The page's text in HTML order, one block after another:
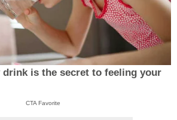
is the secret to feeling your
CTA Favorite